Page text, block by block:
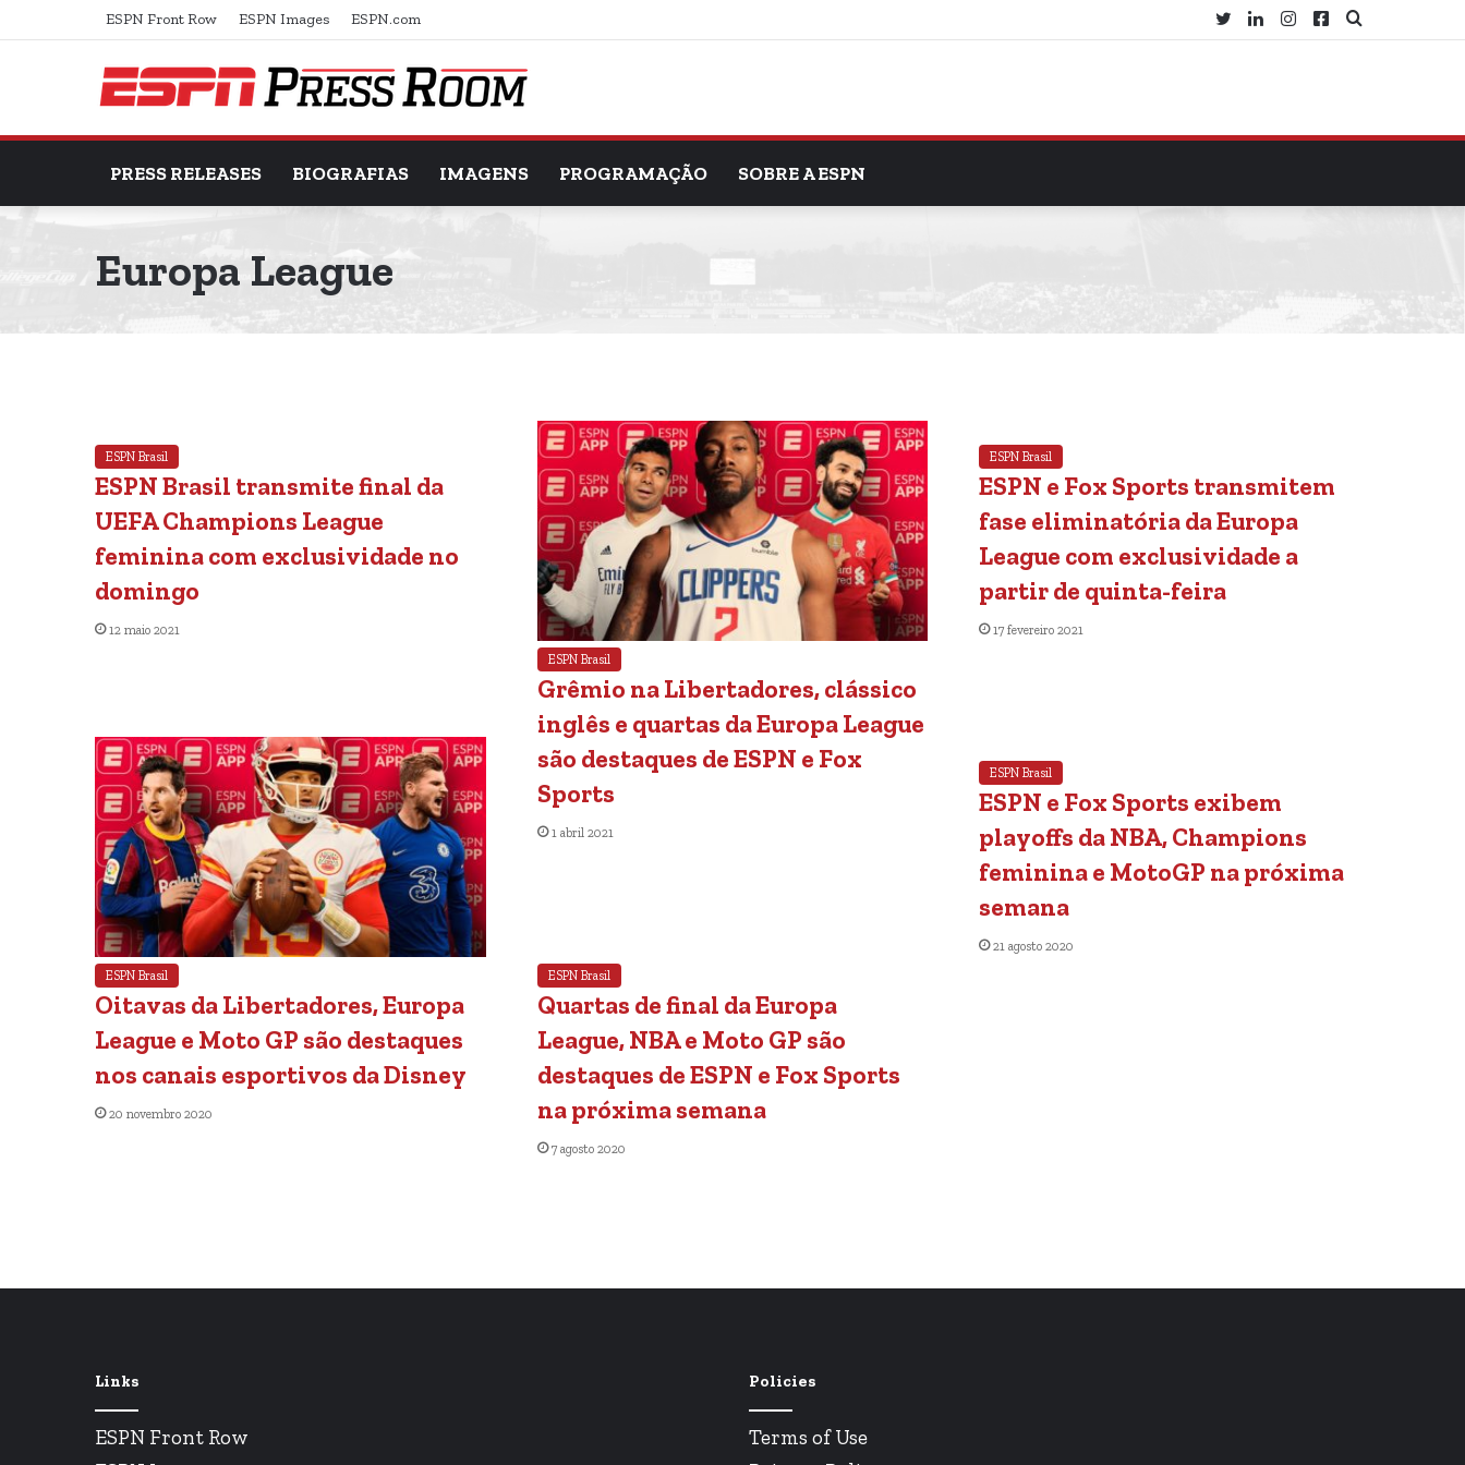
ESPN Front Row ESPN Images ESPN.com
Procurar
Facebook
Instagram
Linkedin
Twitter
PRESS RELEASES BIOGRAFIAS IMAGENS PROGRAMAÇÃO SOBRE A ESPN
Europa League
ESPN Brasil
ESPN Brasil transmite final da
UEFA Champions League
feminina com exclusividade no
domingo
12 maio 2021
ESPN Brasil
Grêmio na Libertadores, clássico
inglês e quartas da Europa League
são destaques de ESPN e Fox
Sports
1 abril 2021
ESPN Brasil
ESPN e Fox Sports transmitem
fase eliminatória da Europa
League com exclusividade a
partir de quinta-feira
17 fevereiro 2021
ESPN Brasil
Oitavas da Libertadores, Europa
League e Moto GP são destaques
nos canais esportivos da Disney
20 novembro 2020
ESPN Brasil
ESPN e Fox Sports exibem
playoffs da NBA, Champions
feminina e MotoGP na próxima
semana
21 agosto 2020
ESPN Brasil
Quartas de final da Europa
League, NBA e Moto GP são
destaques de ESPN e Fox Sports
na próxima semana
7 agosto 2020
Links
ESPN Front Row
Policies
Terms of Use